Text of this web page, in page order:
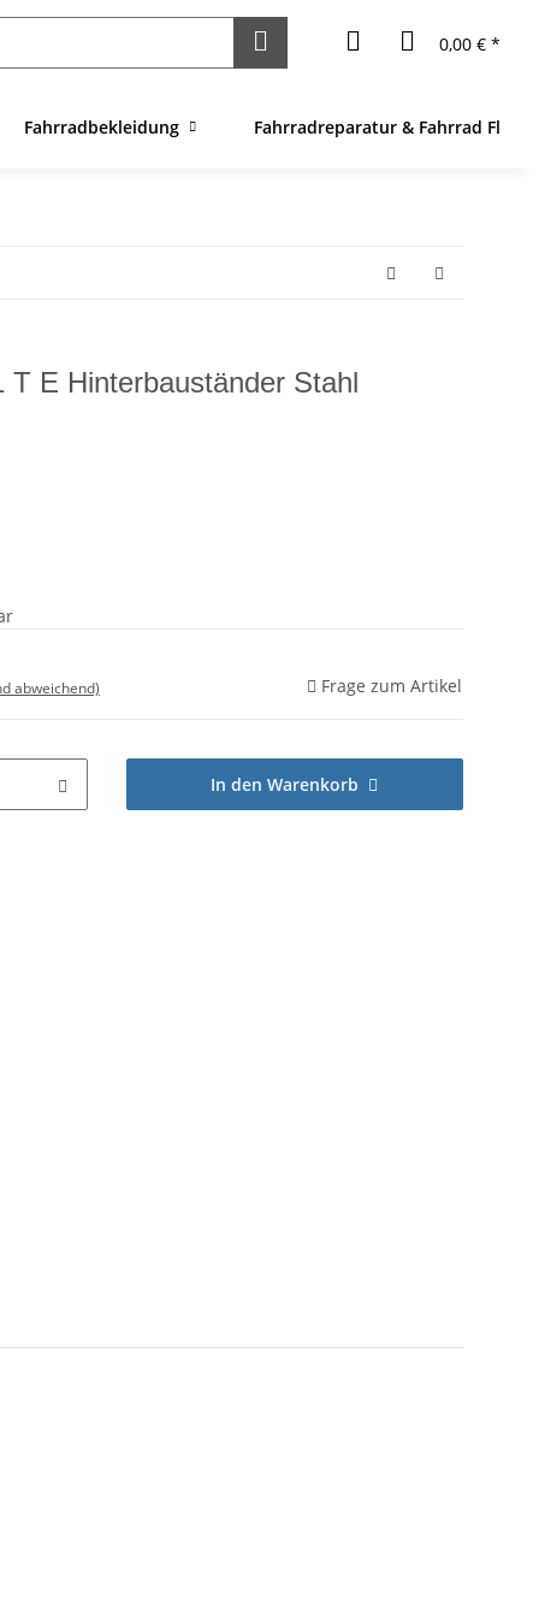
0,00 € *
Fahrradbekleidung Fahrradreparatur & Fahrrad
E Hinterbauständer Stahl
abweichend) Frage zum Artikel
In den Warenkorb